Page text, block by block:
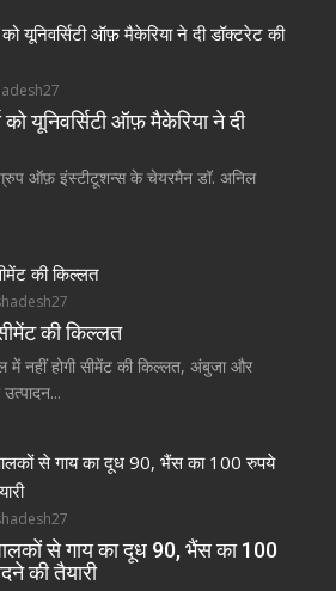
यूनिवर्सिटी ऑफ़ मैकेरिया ने दी
ग्रुप ऑफ़ इंस्टीटूशन्स के चेयरमैन डॉ. अनिल
की किल्लत
नहीं होगी सीमेंट की किल्लत, अंबुजा और
से गाय का दूध 90, भैंस का 100
की तैयारी